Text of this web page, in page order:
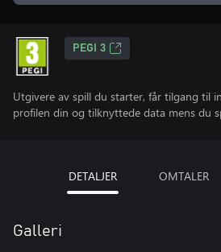
PEGI 3
Utgivere av spill du starter, får tilgang til
profilen din og tilknyttede data mens du
DETALJER OMTALER
Galleri